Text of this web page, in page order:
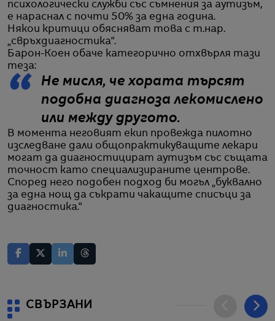
психологически служби със съмнения за аутизъм,
е нараснал с почти 50% за една година.
Някои критици обясняват това с т.нар.
„свръхдиагностика“.
Барон-Коен обаче категорично отхвърля тази
теза:
Не мисля, че хората търсят
подобна диагноза лекомислено
или между другото.
В момента неговият екип провежда пилотно
изследване дали общопрактикуващите лекари
могат да диагностицират аутизъм със същата
точност като специализираните центрове.
Според него подобен подход би могъл „буквално
за една нощ да съкрати чакащите списъци за
диагностика.“
СВЪРЗАНИ